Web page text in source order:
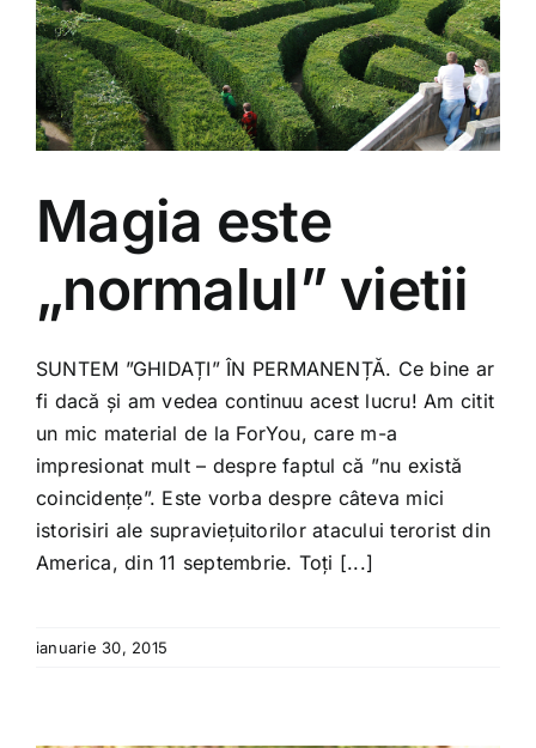
Magia este
„normalul” vietii
SUNTEM ”GHIDAȚI” ÎN PERMANENȚĂ. Ce bine ar
fi dacă și am vedea continuu acest lucru! Am citit
un mic material de la ForYou, care m-a
impresionat mult – despre faptul că ”nu există
coincidențe”. Este vorba despre câteva mici
istorisiri ale supraviețuitorilor atacului terorist din
America, din 11 septembrie. Toți [...]
ianuarie 30, 2015